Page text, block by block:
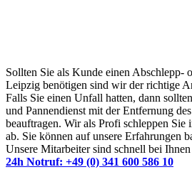
Sollten Sie als Kunde einen Abschlepp-
Leipzig benötigen sind wir der richtige
Falls Sie einen Unfall hatten, dann
und Pannendienst mit der Entfernung
beauftragen. Wir als Profi schleppen Sie
ab. Sie können auf unsere Erfahrungen
Unsere Mitarbeiter sind schnell bei
24h Notruf: +49 (0) 341 600 586 10